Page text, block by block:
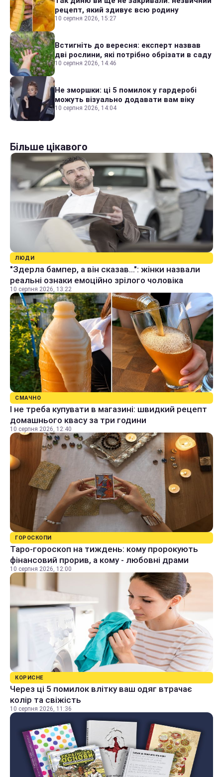
рецепт, який здивує всю родину
10 серпня 2026, 15:27
Встигніть до вересня: експерт назвав
дві рослини, які потрібно обрізати в саду
10 серпня 2026, 14:46
Не зморшки: ці 5 помилок у гардеробі
можуть візуально додавати вам віку
10 серпня 2026, 14:04
Більше цікавого
ЛЮДИ
"Здерла бампер, а він сказав...": жінки назвали
реальні ознаки емоційно зрілого чоловіка
10 серпня 2026, 13:22
СМАЧНО
І не треба купувати в магазині: швидкий рецепт
домашнього квасу за три години
10 серпня 2026, 12:40
ГОРОСКОПИ
Таро-гороскоп на тиждень: кому пророкують
фінансовий прорив, а кому - любовні драми
10 серпня 2026, 12:00
КОРИСНЕ
Через ці 5 помилок влітку ваш одяг втрачає
колір та свіжість
10 серпня 2026, 11:36